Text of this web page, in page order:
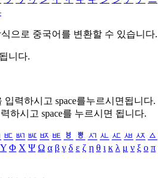
으로 중국어를 변환할 수 있습니다.
니다.
입력하시고 space를누르시면됩니다.
하시고 space를 누르시면 됩니다.
ㅳ ㅴ ㅵ ㅶ ㅷ ㅸ ㅹ ㅺ ㅻ ㅼ ㅽ ㅾ ㅿ
Υ Φ Χ Ψ Ω α β γ δ ε ζ η θ ι κ λ μ ν ξ ο π